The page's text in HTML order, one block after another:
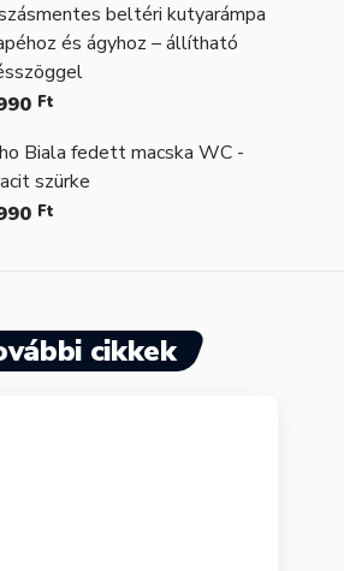
beltéri kutyarámpa
és ágyhoz – állítható
Ft
Biala fedett macska WC -
szürke
Ft
cikkek